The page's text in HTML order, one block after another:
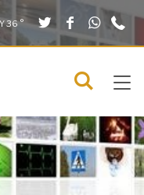
36 ° TwitterFacebook
menú